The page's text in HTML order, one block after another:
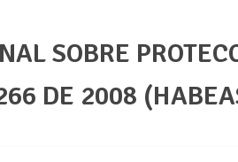
SOBRE
DE 2008